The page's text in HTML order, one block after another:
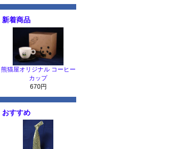
新着商品
熊猫屋オリジナル コーヒー
カップ
670円
おすすめ